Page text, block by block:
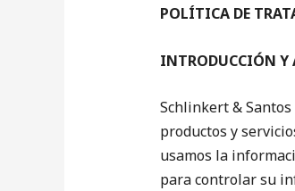
POLÍTICA DE
INTRODUCCIÓN Y
Schlinkert &
productos y
usamos la
para controlar su